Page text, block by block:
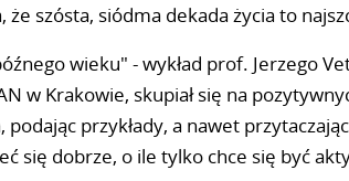
że szósta, siódma dekada życia to
wieku" - wykład prof. Jerzego
w Krakowie, skupiał się na
podając przykłady, a nawet
się dobrze, o ile tylko chce się być